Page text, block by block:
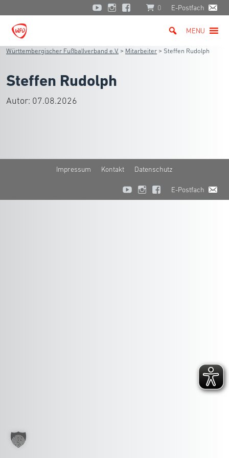
0 E-Postfach
MENU
Württembergischer Fußballverband e.V. > Mitarbeiter > Steffen Rudolph
Steffen Rudolph
Autor: 07.08.2026
Impressum Kontakt Datenschutz
E-Postfach